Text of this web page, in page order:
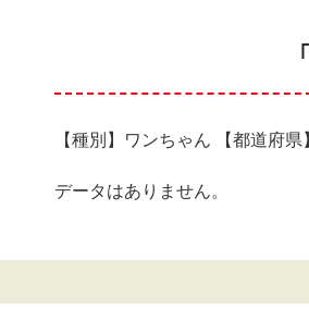
【種別】ワンちゃん 【都道府県
データはありません。